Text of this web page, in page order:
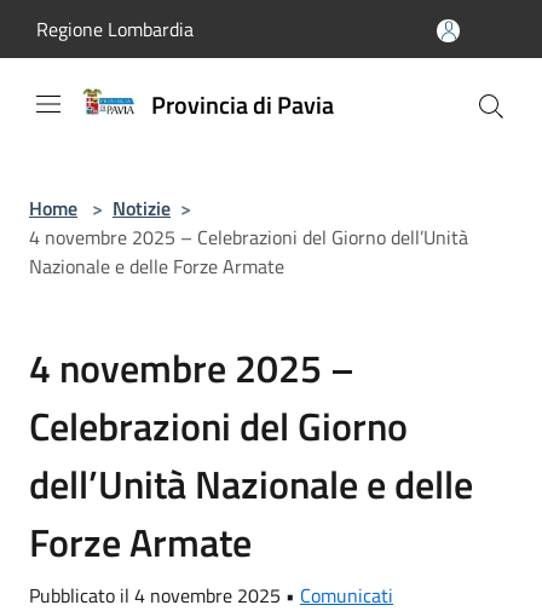
Regione Lombardia
Provincia di Pavia
Home > Notizie >
4 novembre 2025 – Celebrazioni del Giorno dell’Unità
Nazionale e delle Forze Armate
4 novembre 2025 –
Celebrazioni del Giorno
dell’Unità Nazionale e delle
Forze Armate
Pubblicato il 4 novembre 2025 • Comunicati